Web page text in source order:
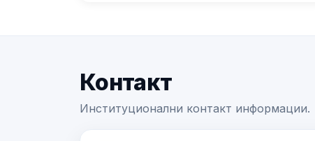
Контакт
Институционални контакт информации.